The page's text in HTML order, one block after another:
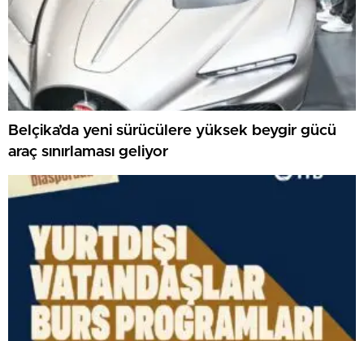
Belçika’da yeni sürücülere yüksek beygir gücü
araç sınırlaması geliyor